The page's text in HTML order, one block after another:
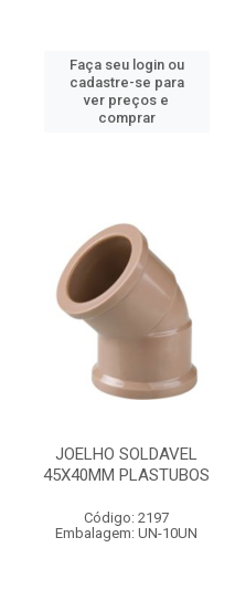
Faça seu login ou
cadastre-se para
ver preços e
comprar
JOELHO SOLDAVEL
45X40MM PLASTUBOS
Código: 2197
Embalagem: UN-10UN